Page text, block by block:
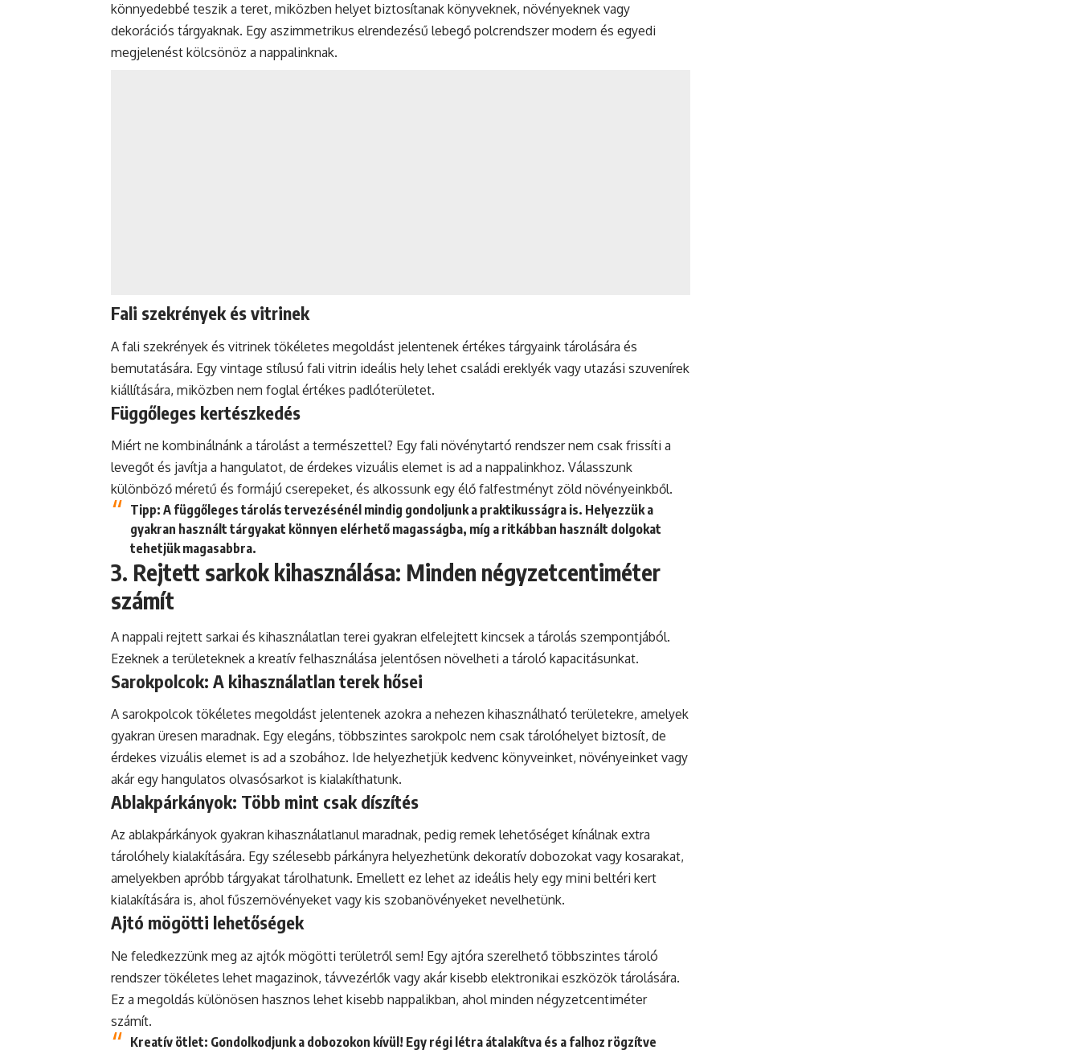
könnyedebbé teszik a teret, miközben helyet biztosítanak könyveknek, növényeknek vagy
dekorációs tárgyaknak. Egy aszimmetrikus elrendezésű lebegő polcrendszer modern és egyedi
megjelenést kölcsönöz a nappalinknak.
Fali szekrények és vitrinek
A fali szekrények és vitrinek tökéletes megoldást jelentenek értékes tárgyaink tárolására és
bemutatására. Egy vintage stílusú fali vitrin ideális hely lehet családi ereklyék vagy utazási szuvenírek
kiállítására, miközben nem foglal értékes padlóterületet.
Függőleges kertészkedés
Miért ne kombinálnánk a tárolást a természettel? Egy fali növénytartó rendszer nem csak frissíti a
levegőt és javítja a hangulatot, de érdekes vizuális elemet is ad a nappalinkhoz. Válasszunk
különböző méretű és formájú cserepeket, és alkossunk egy élő falfestményt zöld növényeinkből.
Tipp: A függőleges tárolás tervezésénél mindig gondoljunk a praktikusságra is. Helyezzük a
gyakran használt tárgyakat könnyen elérhető magasságba, míg a ritkábban használt dolgokat
tehetjük magasabbra.
3. Rejtett sarkok kihasználása: Minden négyzetcentiméter
számít
A nappali rejtett sarkai és kihasználatlan terei gyakran elfelejtett kincsek a tárolás szempontjából.
Ezeknek a területeknek a kreatív felhasználása jelentősen növelheti a tároló kapacitásunkat.
Sarokpolcok: A kihasználatlan terek hősei
A sarokpolcok tökéletes megoldást jelentenek azokra a nehezen kihasználható területekre, amelyek
gyakran üresen maradnak. Egy elegáns, többszintes sarokpolc nem csak tárolóhelyet biztosít, de
érdekes vizuális elemet is ad a szobához. Ide helyezhetjük kedvenc könyveinket, növényeinket vagy
akár egy hangulatos olvasósarkot is kialakíthatunk.
Ablakpárkányok: Több mint csak díszítés
Az ablakpárkányok gyakran kihasználatlanul maradnak, pedig remek lehetőséget kínálnak extra
tárolóhely kialakítására. Egy szélesebb párkányra helyezhetünk dekoratív dobozokat vagy kosarakat,
amelyekben apróbb tárgyakat tárolhatunk. Emellett ez lehet az ideális hely egy mini beltéri kert
kialakítására is, ahol fűszernövényeket vagy kis szobanövényeket nevelhetünk.
Ajtó mögötti lehetőségek
Ne feledkezzünk meg az ajtók mögötti területről sem! Egy ajtóra szerelhető többszintes tároló
rendszer tökéletes lehet magazinok, távvezérlők vagy akár kisebb elektronikai eszközök tárolására.
Ez a megoldás különösen hasznos lehet kisebb nappalikban, ahol minden négyzetcentiméter
számít.
Kreatív ötlet: Gondolkodjunk a dobozokon kívül! Egy régi létra átalakítva és a falhoz rögzítve